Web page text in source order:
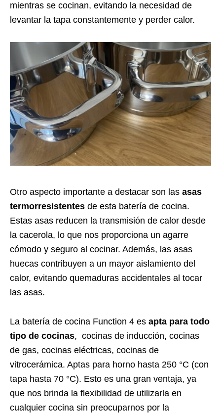
mientras se cocinan, evitando la necesidad de
levantar la tapa constantemente y perder calor.
Otro aspecto importante a destacar son las asas
termorresistentes de esta batería de cocina.
Estas asas reducen la transmisión de calor desde
la cacerola, lo que nos proporciona un agarre
cómodo y seguro al cocinar. Además, las asas
huecas contribuyen a un mayor aislamiento del
calor, evitando quemaduras accidentales al tocar
las asas.
La batería de cocina Function 4 es apta para todo
tipo de cocinas, cocinas de inducción, cocinas
de gas, cocinas eléctricas, cocinas de
vitrocerámica. Aptas para horno hasta 250 °C (con
tapa hasta 70 °C). Esto es una gran ventaja, ya
que nos brinda la flexibilidad de utilizarla en
cualquier cocina sin preocuparnos por la